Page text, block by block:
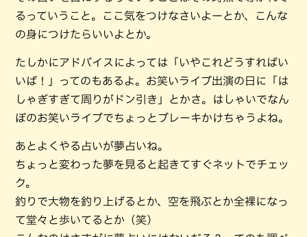
るっていうこと。ここ気をつけなさいよーとか、こんな
の身につけたらいいよとか。
たしかにアドバイスによっては「いやこれどうすればい
いば！」ってのもあるよ。お笑いライブ出演の日に「は
しゃぎすぎて周りがドン引き」とかさ。はしゃいでなん
ぼのお笑いライブでちょっとブレーキかけちゃうよね。
あとよくやる占いが夢占いね。
ちょっと変わった夢を見ると起きてすぐネットでチェッ
ク。
釣りで大物を釣り上げるとか、空を飛ぶとか全裸になっ
て堂々と歩いてるとか（笑）